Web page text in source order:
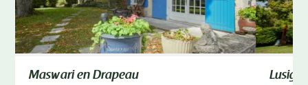
Maswari en Drapeau